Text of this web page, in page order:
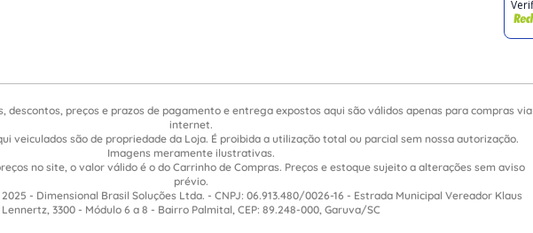
descontos, preços e prazos de pagamento e entrega expostos aqui são válidos apenas para compras via
internet.
veiculados são de propriedade da Loja. É proibida a utilização total ou parcial sem nossa autorização.
Imagens meramente ilustrativas.
no site, o valor válido é o do Carrinho de Compras. Preços e estoque sujeito a alterações sem aviso
prévio.
- Dimensional Brasil Soluções Ltda. - CNPJ: 06.913.480/0026-16 - Estrada Municipal Vereador Klaus
Lennertz, 3300 - Módulo 6 a 8 - Bairro Palmital, CEP: 89.248-000, Garuva/SC